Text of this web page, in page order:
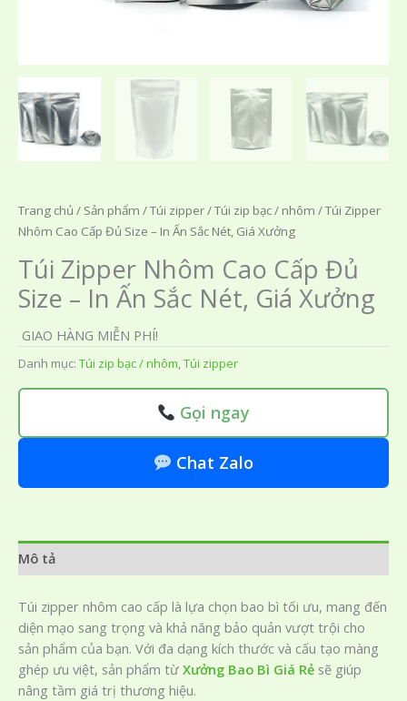
Trang chủ / Sản phẩm /Túi zipper/Túi zip bạc / nhôm / Túi Zipper
Nhôm Cao Cấp Đủ Size – In Ấn Sắc Nét, Giá Xưởng
Túi Zipper Nhôm Cao Cấp Đủ
Size – In Ấn Sắc Nét, Giá Xưởng
GIAO HÀNG MIỄN PHÍ!
Danh mục: Túi zip bạc / nhôm,Túi zipper
Gọi ngay
Chat Zalo
Mô tả
Túi zipper nhôm cao cấp là lựa chọn bao bì tối ưu, mang đến
diện mạo sang trọng và khả năng bảo quản vượt trội cho
sản phẩm của bạn. Với đa dạng kích thước và cấu tạo màng
ghép ưu việt, sản phẩm từ Xưởng Bao Bì Giá Rẻ sẽ giúp
nâng tầm giá trị thương hiệu.